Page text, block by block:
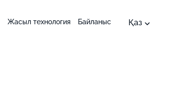
Жасыл технология Байланыс Қаз